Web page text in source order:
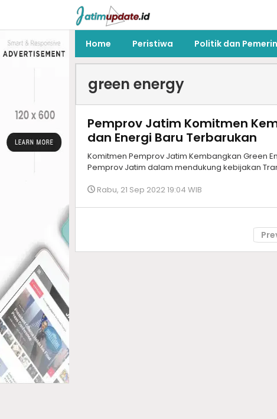
Home Peristiwa Politik dan
green energy
Pemprov Jatim Komitmen
dan Energi Baru Terbarukan
Komitmen Pemprov Jatim Kembangkan Green
Pemprov Jatim dalam mendukung kebijakan
Rabu, 21 Sep 2022 19:04 WIB